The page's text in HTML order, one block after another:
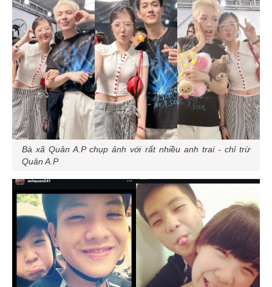
Bà xã Quân A.P chụp ảnh với rất nhiều anh trai - chỉ trừ
Quân A.P